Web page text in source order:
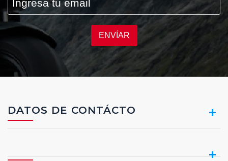
ENVÍAR
DATOS DE CONTÁCTO